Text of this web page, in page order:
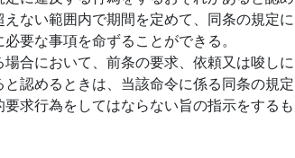
ない範囲内で期間を定めて、同条の規定に
要な事項を命ずることができる。
合において、前条の要求、依頼又は唆しに
認めるときは、当該命令に係る同条の規定
求行為をしてはならない旨の指示をするも